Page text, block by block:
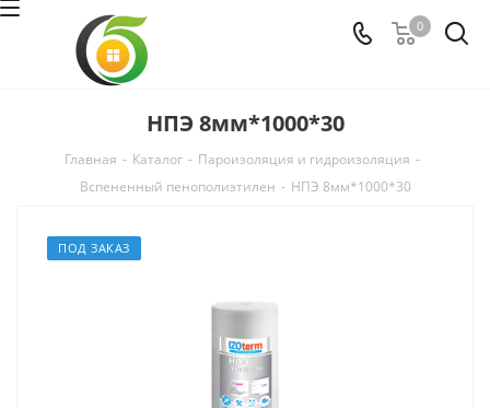
0
НПЭ 8мм*1000*30
Главная - Каталог - Пароизоляция и гидроизоляция -
Вспененный пенополиэтилен - НПЭ 8мм*1000*30
ПОД ЗАКАЗ